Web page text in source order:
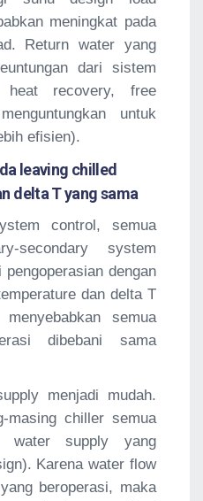
meningkat pada
Return water yang
dari sistem
heat recovery, free
untuk
efisien).
leaving chilled
delta T yang sama
control, semua
secondary system
dengan
dan delta T
semua
dibebani sama
menjadi mudah.
masing chiller semua
water supply yang
Karena water flow
beroperasi, maka